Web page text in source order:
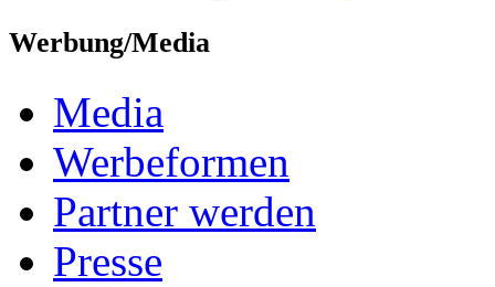
Werbung/Media
Media
Werbeformen
Partner werden
Presse